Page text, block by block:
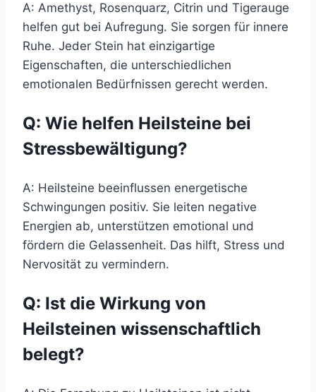
A: Amethyst, Rosenquarz, Citrin und Tigerauge
helfen gut bei Aufregung. Sie sorgen für innere
Ruhe. Jeder Stein hat einzigartige
Eigenschaften, die unterschiedlichen
emotionalen Bedürfnissen gerecht werden.
Q: Wie helfen Heilsteine bei
Stressbewältigung?
A: Heilsteine beeinflussen energetische
Schwingungen positiv. Sie leiten negative
Energien ab, unterstützen emotional und
fördern die Gelassenheit. Das hilft, Stress und
Nervosität zu vermindern.
Q: Ist die Wirkung von
Heilsteinen wissenschaftlich
belegt?